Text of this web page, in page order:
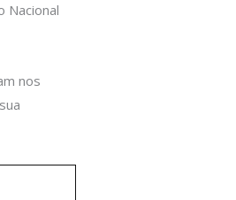
Nacional
nos